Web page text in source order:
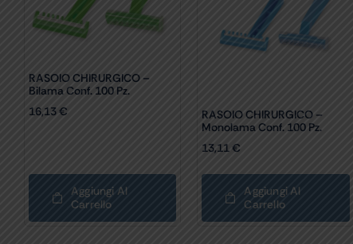
RASOIO CHIRURGICO –
Bilama Conf. 100 Pz.
16,13€
Aggiungi Al
Carrello
RASOIO CHIRURGICO –
Monolama Conf. 100 Pz.
13,11€
Aggiungi Al
Carrello